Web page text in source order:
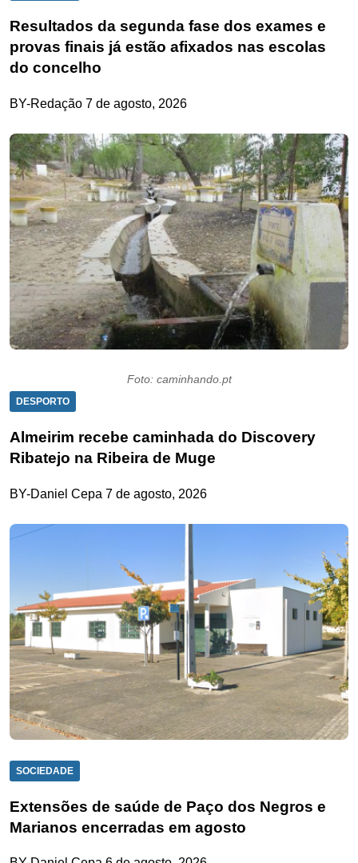
Resultados da segunda fase dos exames e
provas finais já estão afixados nas escolas
do concelho
BY-Redação 7 de agosto, 2026
Foto: caminhando.pt
DESPORTO
Almeirim recebe caminhada do Discovery
Ribatejo na Ribeira de Muge
BY-Daniel Cepa 7 de agosto, 2026
SOCIEDADE
Extensões de saúde de Paço dos Negros e
Marianos encerradas em agosto